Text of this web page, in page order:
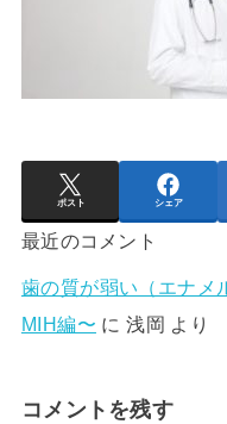
ポスト シェア
最近のコメント
歯の質が弱い（エナ
MIH編〜 に浅岡 より
コメントを残す